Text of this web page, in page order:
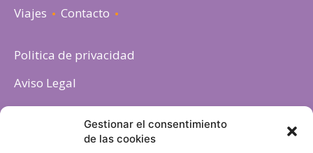
Gestionar el consentimiento
de las cookies
Viajes
Contacto
Politica de privacidad
Aviso Legal
Política de cookies